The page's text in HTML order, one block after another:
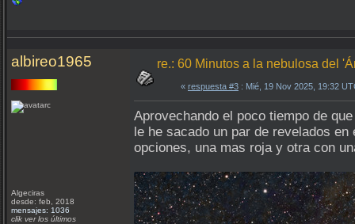
albireo1965
Algeciras
desde: feb, 2018
mensajes: 1036
clik ver los últimos
re.: 60 Minutos a la nebulosa del
« respuesta #3 : Mié, 19 Nov 2025, 19:32
Aprovechando el poco tiempo de
le he sacado un par de revelados
opciones, una mas roja y otra con